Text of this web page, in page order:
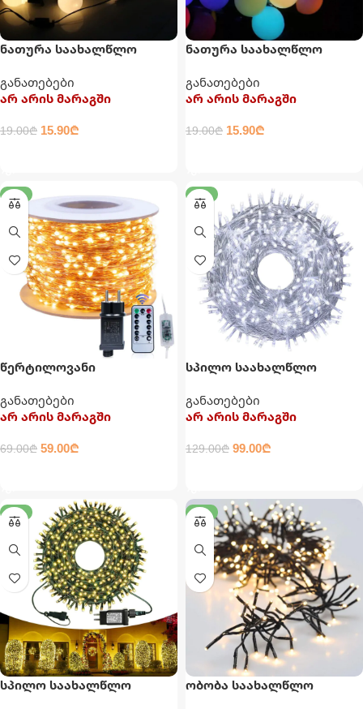
ნათურა საახალწლო
განათებები
არ არის მარაგში
19.00₾ 15.90₾
ნათურა საახალწლო
განათებები
არ არის მარაგში
19.00₾ 15.90₾
-14%
წერტილოვანი
განათებები
არ არის მარაგში
69.00₾ 59.00₾
-23%
სპილო საახალწლო
განათებები
არ არის მარაგში
129.00₾ 99.00₾
-31%
სპილო საახალწლო
-29%
ობობა საახალწლო